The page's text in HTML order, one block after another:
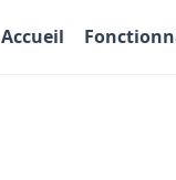
Accueil